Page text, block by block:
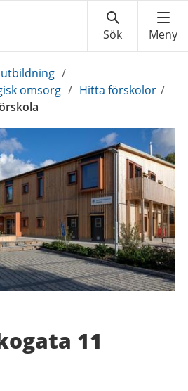
/
omsorg / Hitta förskolor /
11